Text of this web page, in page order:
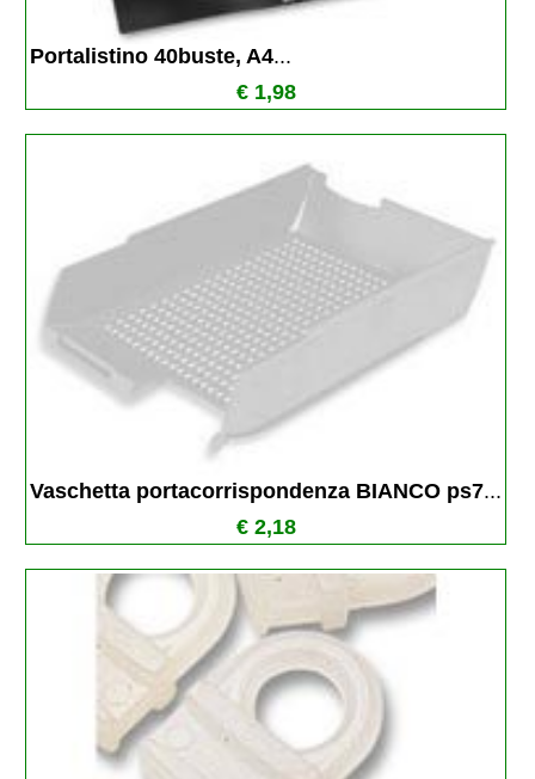
Portalistino 40buste, A4...
€ 1,98
Vaschetta portacorrispondenza BIANCO ps7...
€ 2,18